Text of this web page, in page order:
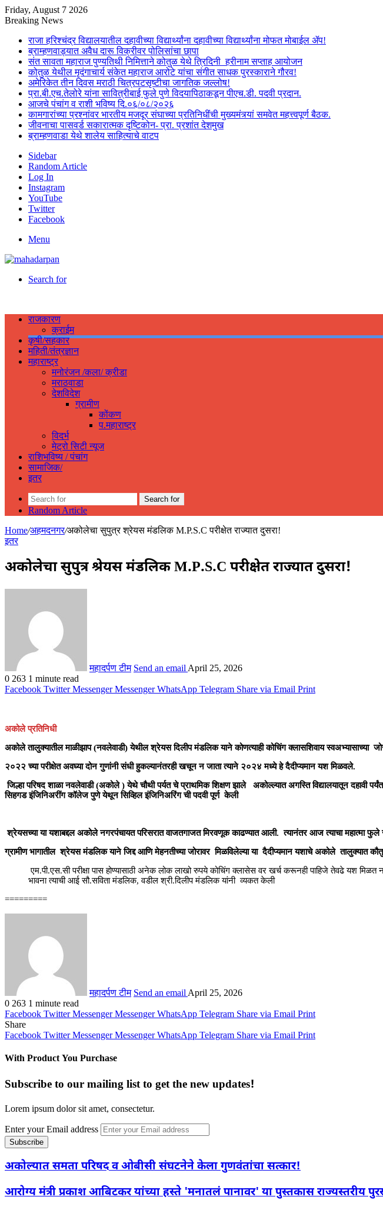
Friday, August 7 2026
Breaking News
राजा हरिश्चंद्र विद्यालयातील दहावीच्या विद्यार्थ्यांना दहावीच्या विद्यार्थ्यांना मोफत मोबाईल ॲप!
ब्राम्हणवाड्यात अवैध दारू विक्रीवर पोलिसांचा छापा
संत सावता महाराज पुण्यतिथी निमित्ताने कोतुळ येथे त्रिदिनी हरीनाम सप्ताह आयोजन
कोतुळ येथील मृदंगाचार्य संकेत महाराज आरोटे यांचा संगीत साधक पुरस्काराने गौरव!
अमेरिकेत तीन दिवस मराठी चित्रपटसृष्टीचा जागतिक जल्लोष!
प्रा.बी.एच.तेलोरे यांना सावित्रीबाई फुले पुणे विदयापिठाकडून पीएच.डी. पदवी प्रदान.
आजचे पंचांग व राशी भविष्य दि.०६/०८/२०२६
कामगारांच्या प्रश्नांवर भारतीय मजदूर संघाच्या प्रतिनिधींची मुख्यमंत्र्यां समवेत महत्त्वपूर्ण बैठक.
जीवनाचा पासवर्ड सकारात्मक दृष्टिकोन- प्रा. प्रशांत देशमुख
ब्राम्हणवाडा येथे शालेय साहित्याचे वाटप
Sidebar
Random Article
Log In
Instagram
YouTube
Twitter
Facebook
Menu
Search for
राजकारण
क्राईम
कृषी/सहकार
महिती/तंत्रज्ञान
महाराष्ट्र
मनोरंजन /कला/ क्रीडा
मराठवाडा
देशविदेश
ग्रामीण
कोंकण
प.महाराष्ट्र
विदर्भ
मेट्रो सिटी न्यूज
राशिभविष्य / पंचांग
सामाजिक/
इतर
Search for
Random Article
Home/अहमदनगर/अकोलेचा सुपुत्र श्रेयस मंडलिक M.P.S.C परीक्षेत राज्यात दुसरा!
इतर
अकोलेचा सुपुत्र श्रेयस मंडलिक M.P.S.C परीक्षेत राज्यात दुसरा!
महादर्पण टीम Send an email April 25, 2026
0 263 1 minute read
Facebook Twitter Messenger Messenger WhatsApp Telegram Share via Email Print
अकोले प्रतिनिधी
अकोले तालुक्यातील माळीझाप (नवलेवाडी) येथील श्रेयस दिलीप मंडलिक याने कोणत्याही कोचिंग क्लासशिवाय स्वअभ्यासाच्या
२०२२ च्या परीक्षेत अवघ्या दोन गुणांनी संधी हुकल्यानंतरही खचून न जाता त्याने २०२४ मध्ये हे दैदीप्यमान यश मिळवले.
जिल्हा परिषद शाळा नवलेवाडी (अकोले ) येथे चौथी पर्यत चे प्राथमिक शिक्षण झाले अकोल्ल्यात अगस्ति विद्यालयातून
सिहगड इंजिनिअरींग कॉलेज पुणे येथून सिव्हिल इंजिनिअरिंग ची पदवी पूर्ण केली
श्रेयसच्या या यशाबद्दल अकोले नगरपंचायत परिसरात वाजतगाजत मिरवणूक काढण्यात आली. त्यानंतर आज त्याचा
ग्रामीण भागातील श्रेयस मंडलिक याने जिद्द आणि मेहनतीच्या जोरावर मिळविलेल्या या दैदीप्यमान यशाचे अकोले तालुक्यात
एम.पी.एस.सी परीक्षा पास होण्यासाठी अनेक लोक लाखो रुपये कोचिंग क्लासेस वर खर्च करूनही पाहिजे तेवढे यश
भावना त्याची आई सौ.सविता मंडलिक, वडील श्री.दिलीप मंडलिक यांनी व्यकत केली
=========
महादर्पण टीम Send an email April 25, 2026
0 263 1 minute read
Facebook Twitter Messenger Messenger WhatsApp Telegram Share via Email Print
Share
Facebook Twitter Messenger Messenger WhatsApp Telegram Share via Email Print
With Product You Purchase
Subscribe to our mailing list to get the new updates!
Lorem ipsum dolor sit amet, consectetur.
Enter your Email address
अकोल्यात समता परिषद व ओबीसी संघटनेने केला गुणवंतांचा सत्कार!
आरोग्य मंत्री प्रकाश आबिटकर यांच्या हस्ते 'मनातलं पानावर' या पुस्तकास राज्यस्तरीय